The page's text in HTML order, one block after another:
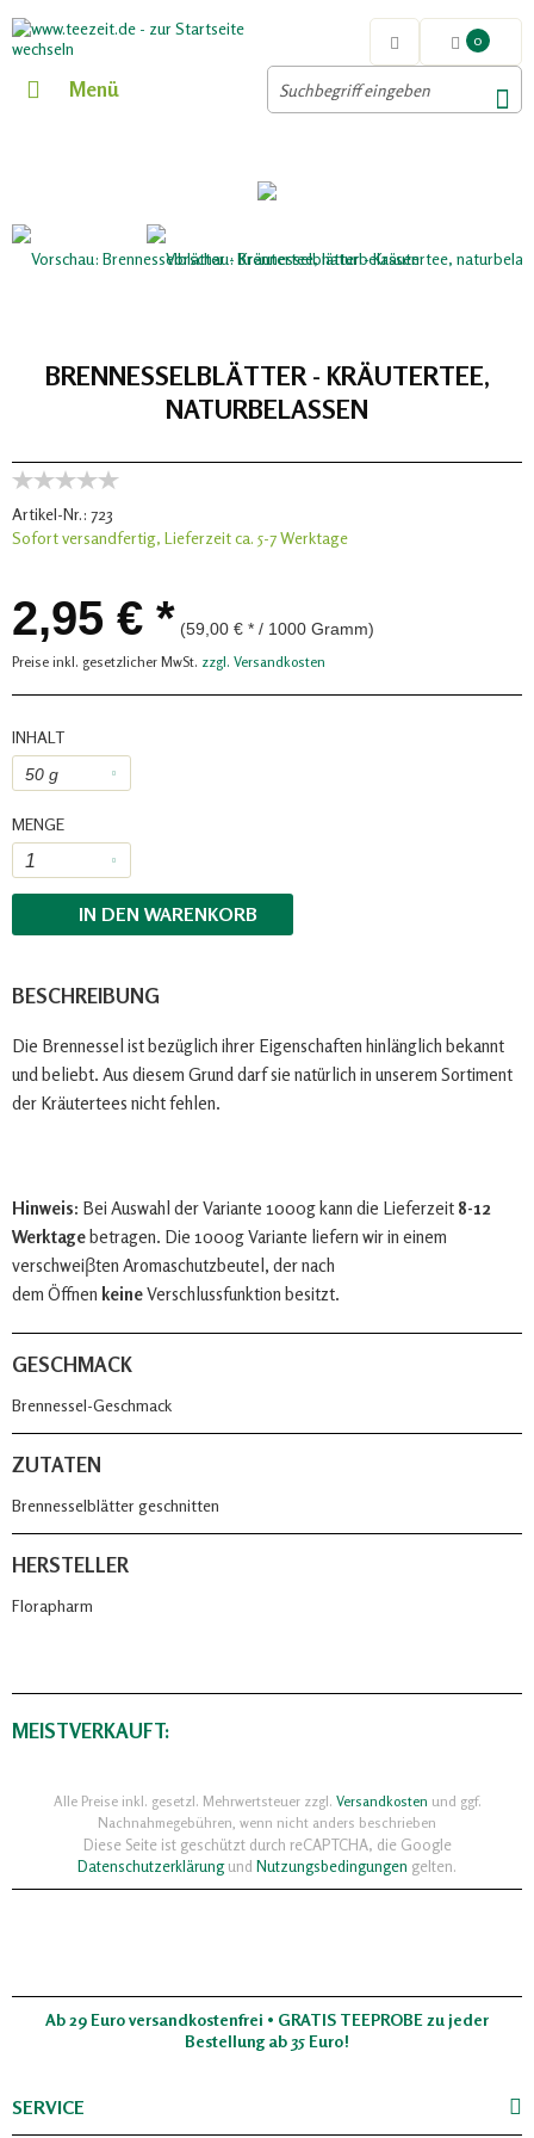
0
Menü
BRENNESSELBLÄTTER - KRÄUTERTEE,
NATURBELASSEN
Artikel-Nr.: 723
Sofort versandfertig, Lieferzeit ca. 5-7 Werktage
2,95 € * (59,00 € * / 1000 Gramm)
Preise inkl. gesetzlicher MwSt. zzgl. Versandkosten
INHALT
MENGE
IN DEN WARENKORB
BESCHREIBUNG
Die Brennessel ist bezüglich ihrer Eigenschaften hinlänglich bekannt
und beliebt. Aus diesem Grund darf sie natürlich in unserem Sortiment
der Kräutertees nicht fehlen.
Hinweis: Bei Auswahl der Variante 1000g kann die Lieferzeit 8-12
Werktagebetragen. Die 1000g Variante liefern wir in einem
verschweiβten Aromaschutzbeutel, der nach
dem Öffnen keineVerschlussfunktion besitzt.
GESCHMACK
Brennessel-Geschmack
ZUTATEN
Brennesselblätter geschnitten
HERSTELLER
Florapharm
MEISTVERKAUFT:
Alle Preise inkl. gesetzl. Mehrwertsteuer zzgl. Versandkosten und ggf.
Nachnahmegebühren, wenn nicht anders beschrieben
Diese Seite ist geschützt durch reCAPTCHA, die Google
Datenschutzerklärungund Nutzungsbedingungen gelten.
Ab 29 Euro versandkostenfrei • GRATIS TEEPROBE zu jeder
Bestellung ab 35 Euro!
SERVICE